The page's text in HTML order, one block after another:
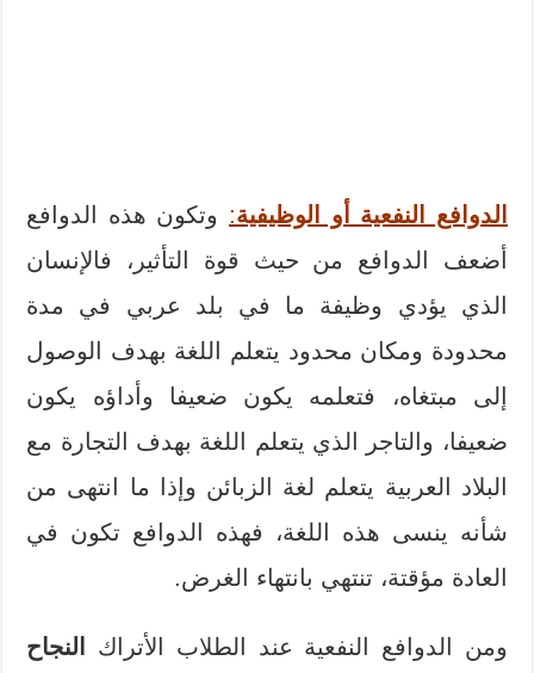
الدوافع النفعية أو الوظيفية: وتكون هذه الدوافع
أضعف الدوافع من حيث قوة التأثير، فالإنسان
الذي يؤدي وظيفة ما في بلد عربي في مدة
محدودة ومكان محدود يتعلم اللغة بهدف الوصول
إلى مبتغاه، فتعلمه يكون ضعيفا وأداؤه يكون
ضعيفا، والتاجر الذي يتعلم اللغة بهدف التجارة مع
البلاد العربية يتعلم لغة الزبائن وإذا ما انتهى من
شأنه ينسى هذه اللغة، فهذه الدوافع تكون في
العادة مؤقتة، تنتهي بانتهاء الغرض.
ومن الدوافع النفعية عند الطلاب الأتراك
النجاح